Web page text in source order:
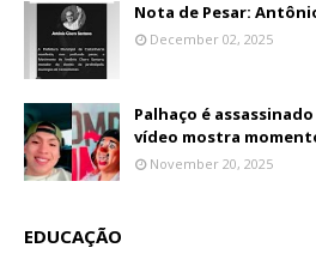
Nota de Pesar:
December 02, 2025
Palhaço é
vídeo mostra
November 20, 2025
EDUCAÇÃO